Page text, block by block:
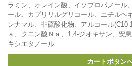
ラミン、オレイン酸、イソプロパノール
ール、カプリリルグリコール、エチルヘ
ンナマル、非硫酸化物、アルコール
ａ、クエン酸Ｎａ、1,4-ジオキサン、安
キシエタノール
カートボタン